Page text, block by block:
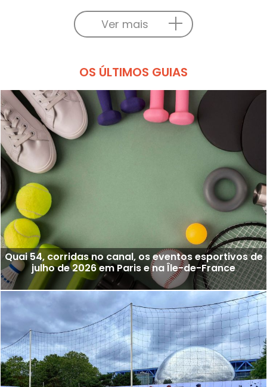
Ver mais
OS ÚLTIMOS GUIAS
Quai 54, corridas no canal, os eventos esportivos de
julho de 2026 em Paris e na Île-de-France